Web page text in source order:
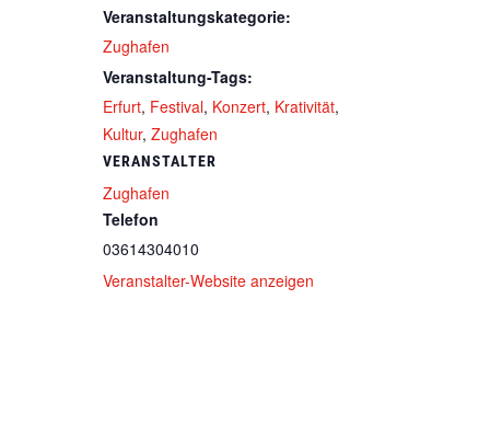
Veranstaltungskategorie:
Zughafen
Veranstaltung-Tags:
Erfurt, Festival, Konzert, Krativität,
Kultur, Zughafen
VERANSTALTER
Zughafen
Telefon
03614304010
Veranstalter-Website anzeigen